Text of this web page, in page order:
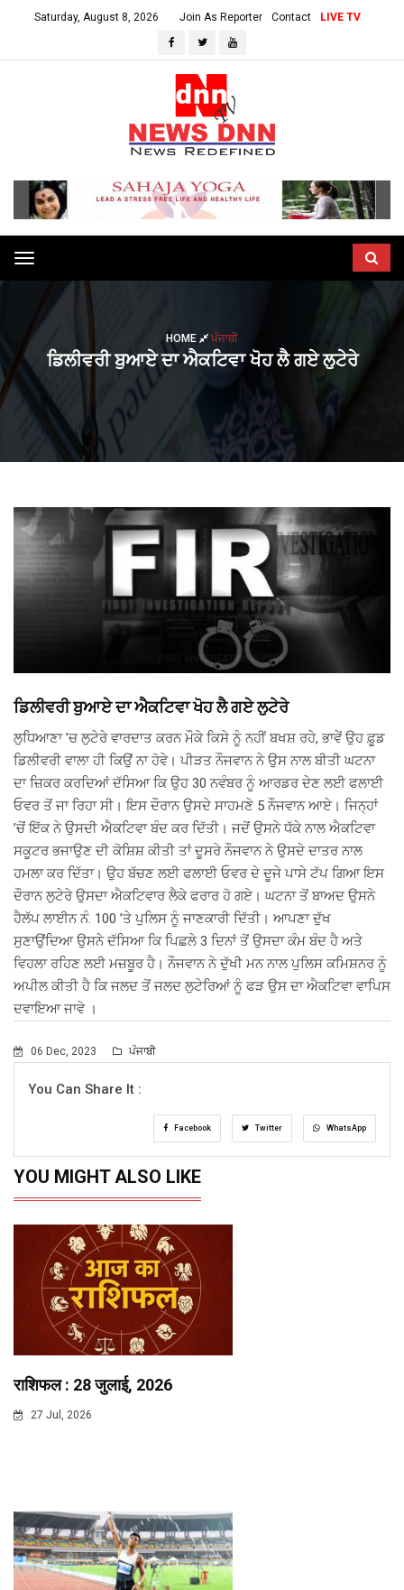
Saturday, August 8, 2026 Join As Reporter Contact LIVE TV
Toggle
navigation
HOME ਪੰਜਾਬੀ
ਡਿਲੀਵਰੀ ਬੁਆਏ ਦਾ ਐਕਟਿਵਾ ਖੋਹ ਲੈ ਗਏ ਲੁਟੇਰੇ
ਡਿਲੀਵਰੀ ਬੁਆਏ ਦਾ ਐਕਟਿਵਾ ਖੋਹ ਲੈ ਗਏ ਲੁਟੇਰੇ
ਲੁਧਿਆਣਾ ’ਚ ਲੁਟੇਰੇ ਵਾਰਦਾਤ ਕਰਨ ਮੌਕੇ ਕਿਸੇ ਨੂੰ ਨਹੀਂ ਬਖਸ਼ ਰਹੇ, ਭਾਵੇਂ ਉਹ ਫ਼ੂਡ
ਡਿਲੀਵਰੀ ਵਾਲਾ ਹੀ ਕਿਉਂ ਨਾ ਹੋਵੇ। ਪੀੜਤ ਨੌਜਵਾਨ ਨੇ ਉਸ ਨਾਲ ਬੀਤੀ ਘਟਨਾ
ਦਾ ਜ਼ਿਕਰ ਕਰਦਿਆਂ ਦੱਸਿਆ ਕਿ ਉਹ 30 ਨਵੰਬਰ ਨੂੰ ਆਰਡਰ ਦੇਣ ਲਈ ਫਲਾਈ
ਓਵਰ ਤੋਂ ਜਾ ਰਿਹਾ ਸੀ। ਇਸ ਦੌਰਾਨ ਉਸਦੇ ਸਾਹਮਣੇ 5 ਨੌਜਵਾਨ ਆਏ। ਜਿਨ੍ਹਾਂ
’ਚੋਂ ਇੱਕ ਨੇ ਉਸਦੀ ਐਕਟਿਵਾ ਬੰਦ ਕਰ ਦਿੱਤੀ। ਜਦੋਂ ਉਸਨੇ ਧੱਕੇ ਨਾਲ ਐਕਟਿਵਾ
ਸਕੂਟਰ ਭਜਾਉਣ ਦੀ ਕੋਸ਼ਿਸ਼ ਕੀਤੀ ਤਾਂ ਦੂਸਰੇ ਨੌਜਵਾਨ ਨੇ ਉਸਦੇ ਦਾਤਰ ਨਾਲ
ਹਮਲਾ ਕਰ ਦਿੱਤਾ। ਉਹ ਬੱਚਣ ਲਈ ਫਲਾਈ ਓਵਰ ਦੇ ਦੂਜੇ ਪਾਸੇ ਟੱਪ ਗਿਆ ਇਸ
ਦੌਰਾਨ ਲੁਟੇਰੇ ਉਸਦਾ ਐਕਟਿਵਾਰ ਲੈਕੇ ਫਰਾਰ ਹੋ ਗਏ। ਘਟਨਾ ਤੋਂ ਬਾਅਦ ਉਸਨੇ
ਹੈਲੱਪ ਲਾਈਨ ਨੰ. 100 ’ਤੇ ਪੁਲਿਸ ਨੂੰ ਜਾਣਕਾਰੀ ਦਿੱਤੀ। ਆਪਣਾ ਦੁੱਖ
ਸੁਣਾਉਂਦਿਆ ਉਸਨੇ ਦੱਸਿਆ ਕਿ ਪਿਛਲੇ 3 ਦਿਨਾਂ ਤੋਂ ਉਸਦਾ ਕੰਮ ਬੰਦ ਹੈ ਅਤੇ
ਵਿਹਲਾ ਰਹਿਣ ਲਈ ਮਜ਼ਬੂਰ ਹੈ। ਨੌਜਵਾਨ ਨੇ ਦੁੱਖੀ ਮਨ ਨਾਲ ਪੁਲਿਸ ਕਮਿਸ਼ਨਰ ਨੂੰ
ਅਪੀਲ ਕੀਤੀ ਹੈ ਕਿ ਜਲਦ ਤੋਂ ਜਲਦ ਲੁਟੇਰਿਆਂ ਨੂੰ ਫੜ ਉਸ ਦਾ ਐਕਟਿਵਾ ਵਾਪਿਸ
ਦਵਾਇਆ ਜਾਵੇ ।
06 Dec, 2023 ਪੰਜਾਬੀ
You Can Share It :
Facebook Twitter WhatsApp
YOU MIGHT ALSO LIKE
राशिफल : 28 जुलाई, 2026
27 Jul, 2026